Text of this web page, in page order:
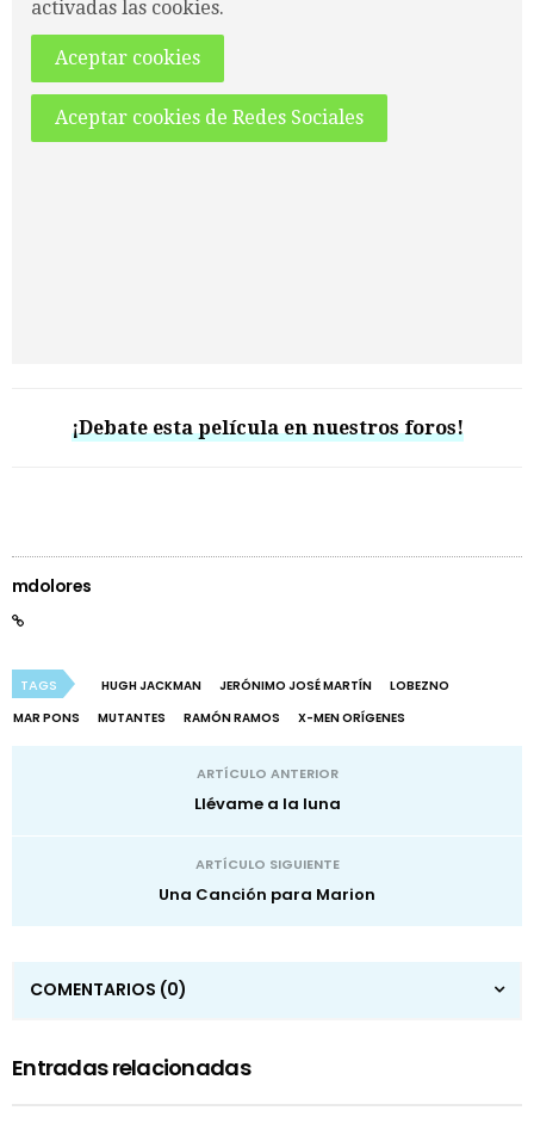
activadas las cookies.
Aceptar cookies
Aceptar cookies de Redes Sociales
¡Debate esta película en nuestros foros!
mdolores
TAGS HUGH JACKMAN JERÓNIMO JOSÉ MARTÍN
LOBEZNO
MAR PONS
MUTANTES RAMÓN RAMOS X-MEN ORÍGENES
ARTÍCULO ANTERIOR
Llévame a la luna
ARTÍCULO SIGUIENTE
Una Canción para Marion
COMENTARIOS (0)
Entradas relacionadas